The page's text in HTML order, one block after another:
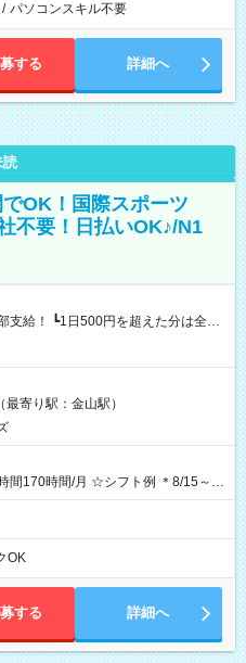
/ パソコンスキル不要
する 詳細へ
読
OK！国際スポーツ
不要！日払いOK♪/N1
己負担となります ★日払い
その日に現金GET♪ お仕事後はコン
寄り駅：金山駅）
☆シフト例 ＊8/15～
：00 17：00～21：00 ＊8/31
す！ 12：00～16：00 ＊9/6～
OK
する 詳細へ